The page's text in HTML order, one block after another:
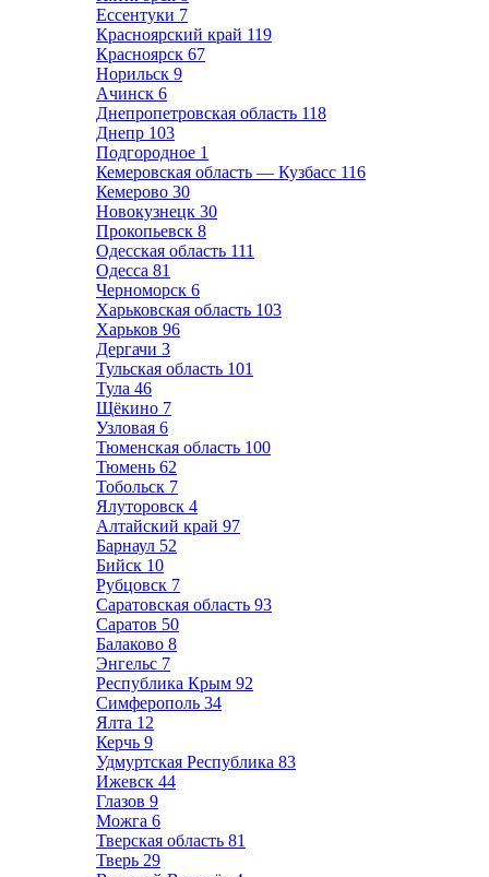
Ессентуки 7
Красноярский край 119
Красноярск 67
Норильск 9
Ачинск 6
Днепропетровская область 118
Днепр 103
Подгородное 1
Кемеровская область — Кузбасс 116
Кемерово 30
Новокузнецк 30
Прокопьевск 8
Одесская область 111
Одесса 81
Черноморск 6
Харьковская область 103
Харьков 96
Дергачи 3
Тульская область 101
Тула 46
Щёкино 7
Узловая 6
Тюменская область 100
Тюмень 62
Тобольск 7
Ялуторовск 4
Алтайский край 97
Барнаул 52
Бийск 10
Рубцовск 7
Саратовская область 93
Саратов 50
Балаково 8
Энгельс 7
Республика Крым 92
Симферополь 34
Ялта 12
Керчь 9
Удмуртская Республика 83
Ижевск 44
Глазов 9
Можга 6
Тверская область 81
Тверь 29